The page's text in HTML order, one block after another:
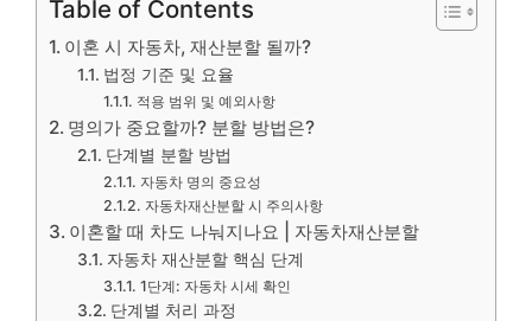
Table of Contents
이혼 시 자동차, 재산분할 될까?
법정 기준 및 요율
적용 범위 및 예외사항
명의가 중요할까? 분할 방법은?
단계별 분할 방법
자동차 명의 중요성
자동차재산분할 시 주의사항
이혼할 때 차도 나눠지나요 | 자동차재산분할
자동차 재산분할 핵심 단계
1단계: 자동차 시세 확인
단계별 처리 과정